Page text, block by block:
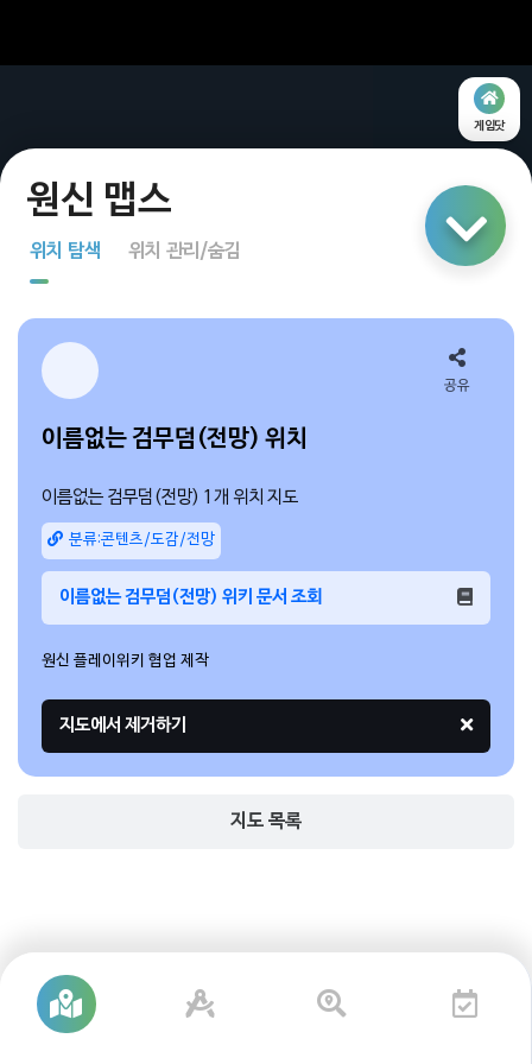
게임닷
링크 공유
위치 탐색 위치 관리/숨김
공유
이름없는 검무덤(전망) 위치
분류:콘텐츠/도감/전망
이름없는 검무덤(전망) 위키 문서 조회
원신 플레이위키 협업 제작
지도 목록